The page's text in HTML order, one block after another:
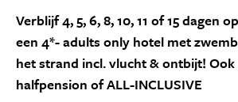
Verblijf 4, 5, 6, 8, 10, 11 of 15 dagen
een 4*- adults only hotel met
het strand incl. vlucht & ontbijt!
halfpension of ALL-INCLUSIVE